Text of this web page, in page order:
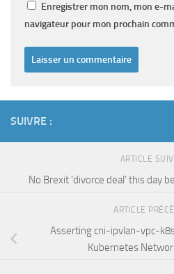
Enregistrer mon nom, mon e-
navigateur pour mon prochain
SUIVRE :
ARTICLE
No Brexit ‘divorce deal’ this day
ARTICLE
Asserting cni-ipvlan-vpc-
Kubernetes